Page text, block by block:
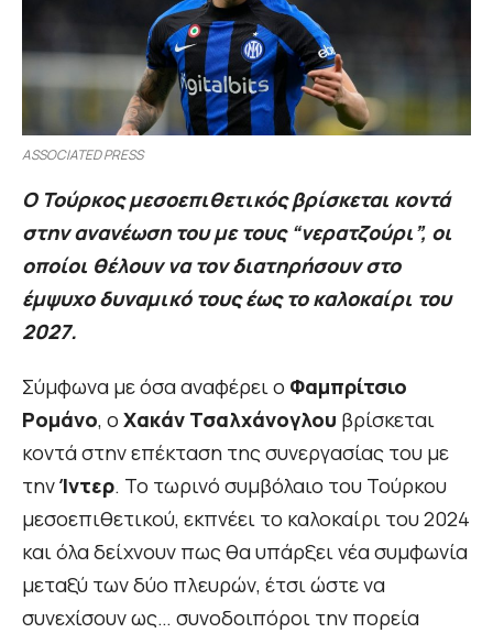
ASSOCIATED PRESS
Ο Τούρκος μεσοεπιθετικός βρίσκεται κοντά
στην ανανέωση του με τους “νερατζούρι”, οι
οποίοι θέλουν να τον διατηρήσουν στο
έμψυχο δυναμικό τους έως το καλοκαίρι του
2027.
Σύμφωνα με όσα αναφέρει ο Φαμπρίτσιο
Ρομάνο, ο Χακάν Τσαλχάνογλου βρίσκεται
κοντά στην επέκταση της συνεργασίας του με
τηνΊντερ. Το τωρινό συμβόλαιο του Τούρκου
μεσοεπιθετικού, εκπνέει το καλοκαίρι του 2024
και όλα δείχνουν πως θα υπάρξει νέα συμφωνία
μεταξύ των δύο πλευρών, έτσι ώστε να
συνεχίσουν ως… συνοδοιπόροι την πορεία